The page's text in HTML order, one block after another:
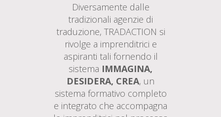
Diversamente dalle
tradizionali agenzie di
traduzione, TRADACTION si
rivolge a imprenditrici e
aspiranti tali fornendo il
sistema IMMAGINA,
DESIDERA, CREA, un
sistema formativo completo
e integrato che accompagna